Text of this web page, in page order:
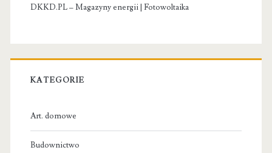
DKKD.PL – Magazyny energii | Fotowoltaika
KATEGORIE
Art. domowe
Budownictwo